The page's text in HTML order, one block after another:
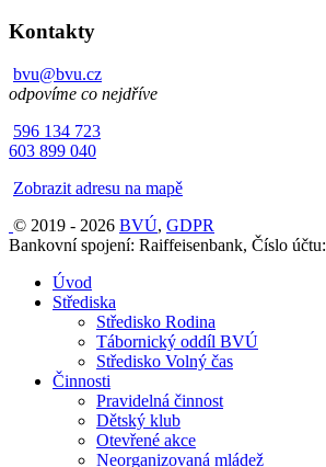
Kontakty
bvu@bvu.cz
odpovíme co nejdříve
596 134 723
603 899 040
Zobrazit adresu na mapě
© 2019 - 2026 BVÚ, GDPR
Bankovní spojení: Raiffeisenbank, Číslo
Úvod
Střediska
Středisko Rodina
Tábornický oddíl BVÚ
Středisko Volný čas
Činnosti
Pravidelná činnost
Dětský klub
Otevřené akce
Neorganizovaná mládež